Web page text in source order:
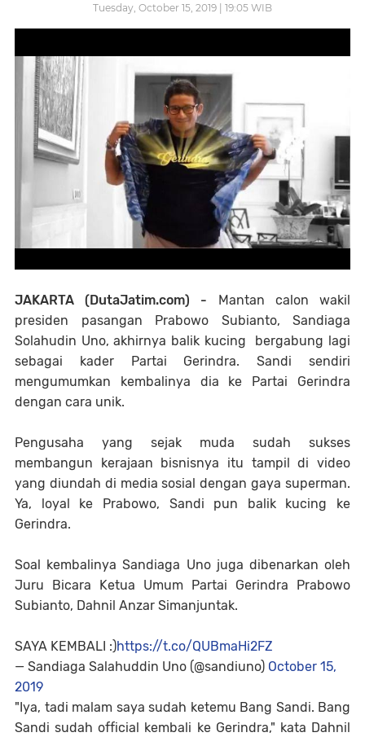
Tuesday, October 15, 2019 | 19:05 WIB
JAKARTA (DutaJatim.com) -
Mantan calon wakil
presiden pasangan Prabowo Subianto, Sandiaga
Solahudin Uno, akhirnya balik kucing bergabung lagi
sebagai kader Partai Gerindra. Sandi sendiri
mengumumkan kembalinya dia ke Partai Gerindra
dengan cara unik.
Pengusaha yang sejak muda sudah sukses
membangun kerajaan bisnisnya itu tampil di video
yang diundah di media sosial dengan gaya superman.
Ya, loyal ke Prabowo, Sandi pun balik kucing ke
Gerindra.
Soal kembalinya Sandiaga Uno juga dibenarkan oleh
Juru Bicara Ketua Umum Partai Gerindra Prabowo
Subianto, Dahnil Anzar Simanjuntak.
SAYA KEMBALI :)https://t.co/QUBmaHi2FZ
— Sandiaga Salahuddin Uno (@sandiuno) October 15,
2019
"Iya, tadi malam saya sudah ketemu Bang Sandi. Bang
Sandi sudah official kembali ke Gerindra," kata Dahnil